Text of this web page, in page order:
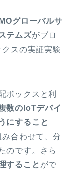
グローバルサ
テムズがブロ
スの実証実験
ボックスと利
数のIoTデバイ
にすること
合わせて、分
のです。さら
すること がで